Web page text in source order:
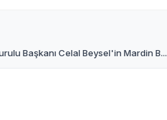
Başkanı Celal Beysel'in Mardin B...